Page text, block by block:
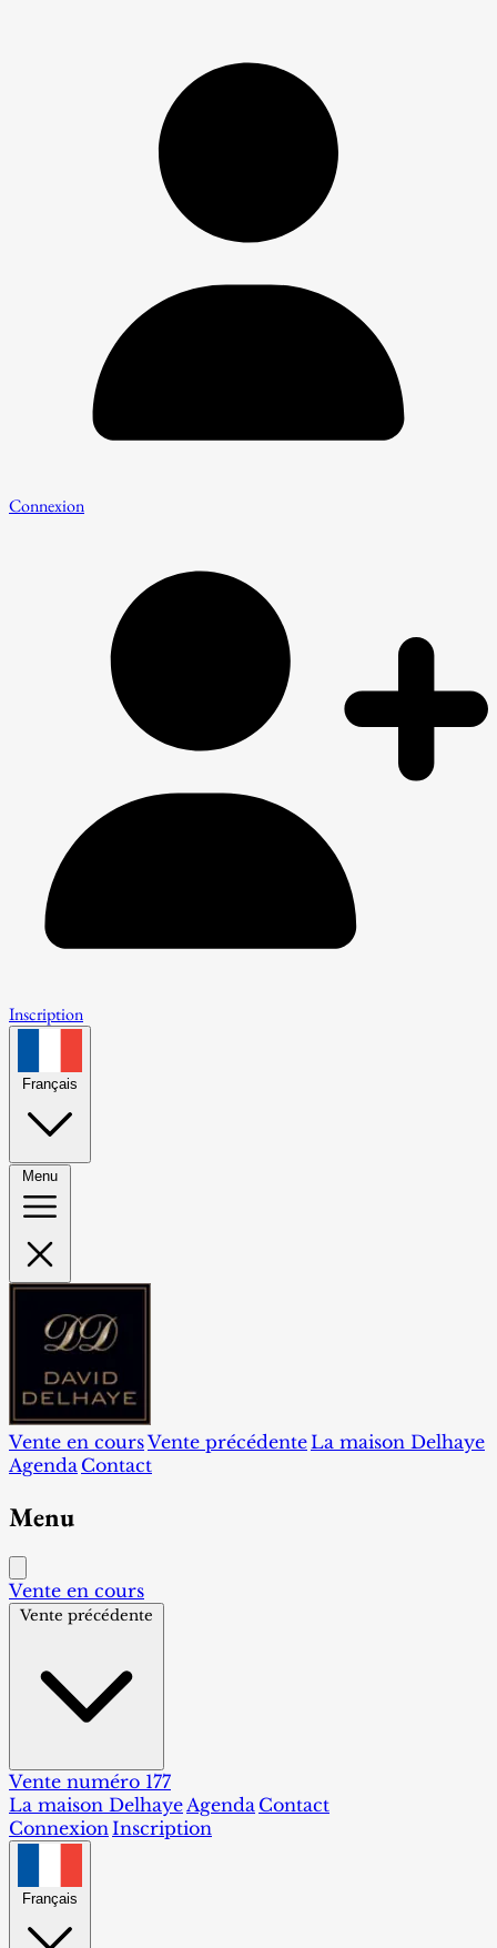
Connexion
Inscription
Français
Menu
Vente en coursVente précédente La maison Delhaye
Agenda Contact
Menu
Vente en cours
Vente précédente
Vente numéro 177
La maison DelhayeAgenda Contact
ConnexionInscription
Français